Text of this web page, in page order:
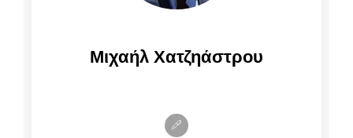
Μιχαήλ Χατζηάστρου